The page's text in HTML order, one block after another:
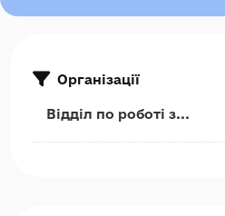
Організації
Відділ по роботі з...